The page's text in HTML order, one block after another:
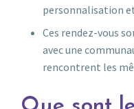
personnalisation
Ces rendez-vous
avec une
rencontrent les